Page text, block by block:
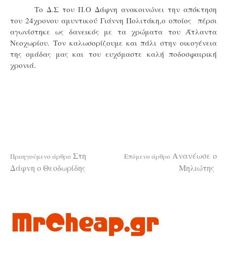
Το Δ.Σ του Π.Ο Δάφνη ανακοινώνει την απόκτηση
του 24χρονου αμυντικού Γιάννη Πολιτάκη,ο οποίος πέρσι
αγωνίστηκε ως δανεικός με τα χρώματα του Άτλαντα
Νεοχωρίου. Τον καλωσορίζουμε και πάλι στην οικογένεια
της ομάδας μας και του ευχόμαστε καλή ποδοσφαιρική
χρονιά.
Διαβάστε
Προηγούμενο άρθρο Στη
Δάφνη ο Θεοδωρίδης
Επόμενο άρθρο Ανανέωσε ο
Μηλιώτης